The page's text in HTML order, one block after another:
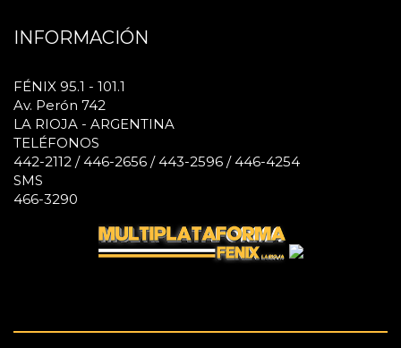
INFORMACIÓN
FÉNIX 95.1 - 101.1
Av. Perón 742
LA RIOJA - ARGENTINA
TELÉFONOS
442-2112 / 446-2656 / 443-2596 / 446-4254
SMS
466-3290